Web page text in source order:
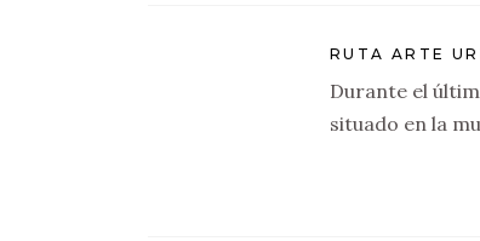
RUTA ARTE
Durante el
situado en la